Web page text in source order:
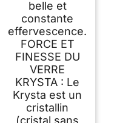
belle et
constante
effervescence.
FORCE ET
FINESSE DU
VERRE
KRYSTA : Le
Krysta est un
cristallin
(cristal sans